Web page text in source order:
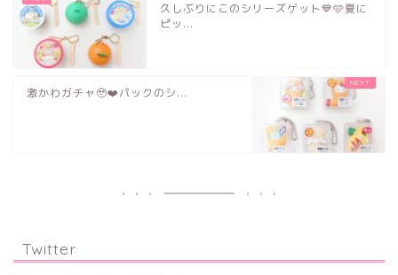
久しぶりにこのシリーズゲット💙🩵夏に
ピッ...
激かわガチャ🥹❤️パックのシ...
Twitter